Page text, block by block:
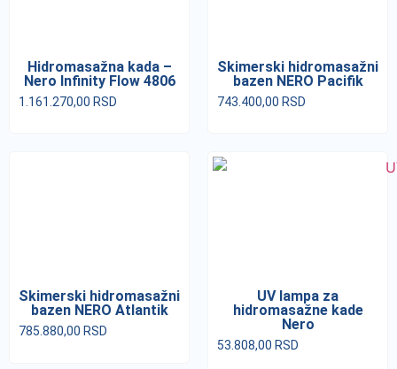
Hidromasažna kada –
Nero Infinity Flow 4806
1.161.270,00 RSD
Skimerski hidromasažni
bazen NERO Pacifik
743.400,00 RSD
Skimerski hidromasažni
bazen NERO Atlantik
785.880,00 RSD
UV lampa za
hidromasažne kade
Nero
53.808,00 RSD